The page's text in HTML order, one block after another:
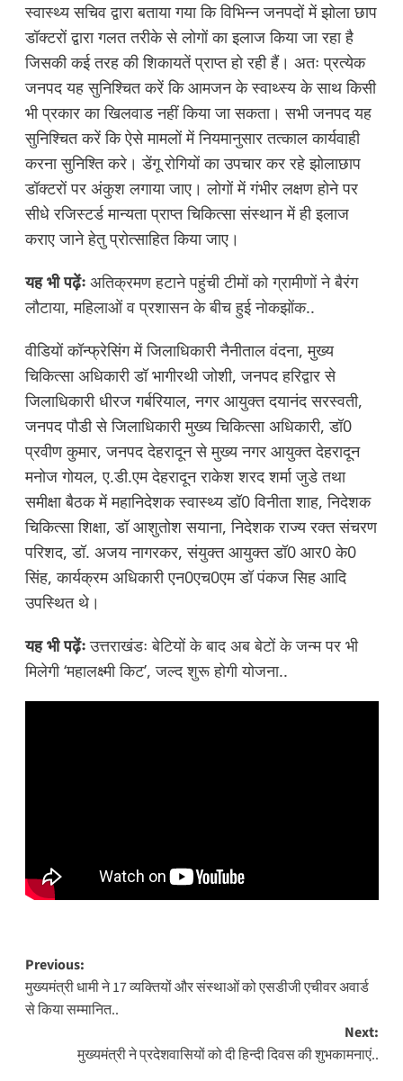
स्वास्थ्य सचिव द्वारा बताया गया कि विभिन्न जनपदों में झोला छाप
डॉक्टरों द्वारा गलत तरीके से लोगों का इलाज किया जा रहा है
जिसकी कई तरह की शिकायतें प्राप्त हो रही हैं। अतः प्रत्येक
जनपद यह सुनिश्चित करें कि आमजन के स्वाथ्स्य के साथ किसी
भी प्रकार का खिलवाड नहीं किया जा सकता। सभी जनपद यह
सुनिश्चित करें कि ऐसे मामलों में नियमानुसार तत्काल कार्यवाही
करना सुनिश्ति करे। डेंगू रोगियों का उपचार कर रहे झोलाछाप
डॉक्टरों पर अंकुश लगाया जाए। लोगों में गंभीर लक्षण होने पर
सीधे रजिस्टर्ड मान्यता प्राप्त चिकित्सा संस्थान में ही इलाज
कराए जाने हेतु प्रोत्साहित किया जाए।
यह भी पढ़ेंः अतिक्रमण हटाने पहुंची टीमों को ग्रामीणों ने बैरंग
लौटाया, महिलाओं व प्रशासन के बीच हुई नोकझोंक..
वीडियों कॉन्फ्रेसिंग में जिलाधिकारी नैनीताल वंदना, मुख्य
चिकित्सा अधिकारी डॉ भागीरथी जोशी, जनपद हरिद्वार से
जिलाधिकारी धीरज गर्बरियाल, नगर आयुक्त दयानंद सरस्वती,
जनपद पौडी से जिलाधिकारी मुख्य चिकित्सा अधिकारी, डॉ0
प्रवीण कुमार, जनपद देहरादून से मुख्य नगर आयुक्त देहरादून
मनोज गोयल, ए.डी.एम देहरादून राकेश शरद शर्मा जुडे तथा
समीक्षा बैठक में महानिदेशक स्वास्थ्य डॉ0 विनीता शाह, निदेशक
चिकित्सा शिक्षा, डॉ आशुतोश सयाना, निदेशक राज्य रक्त संचरण
परिशद, डॉ. अजय नागरकर, संयुक्त आयुक्त डॉ0 आर0 के0
सिंह, कार्यक्रम अधिकारी एन0एच0एम डॉ पंकज सिह आदि
उपस्थित थे।
यह भी पढ़ेंः उत्तराखंडः बेटियों के बाद अब बेटों के जन्म पर भी
मिलेगी ‘महालक्ष्मी किट’, जल्द शुरू होगी योजना..
Post
navigation
Previous:
मुख्यमंत्री धामी ने 17 व्यक्तियों और संस्थाओं को एसडीजी एचीवर अवार्ड
से किया सम्मानित..
Next:
मुख्यमंत्री ने प्रदेशवासियों को दी हिन्दी दिवस की शुभकामनाएं..